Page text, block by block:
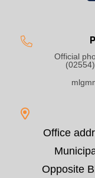
Official
Office
Opposite